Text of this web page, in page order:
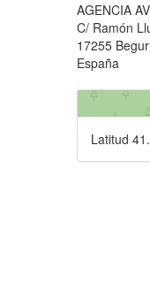
AGENCIA
C/ Ramón
17255
España
Latitud